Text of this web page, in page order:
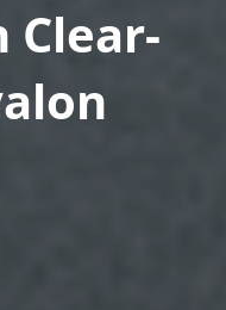
Clear-